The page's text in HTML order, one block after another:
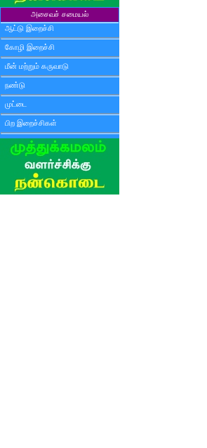
அசைவச் சமையல்
ஆட்டு இறைச்சி
கோழி இறைச்சி
மீன் மற்றும் கருவாடு
நண்டு
முட்டை
பிற இறைச்சிகள்